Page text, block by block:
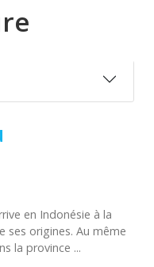
en Indonésie à la
ses origines. Au même
la province ...